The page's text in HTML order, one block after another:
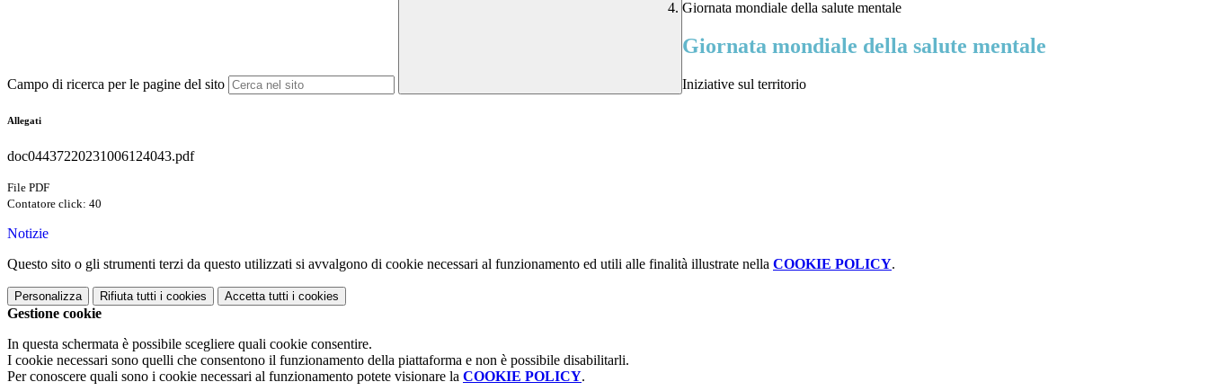
Campo di ricerca per le pagine del sito
Giornata mondiale della salute mentale
Giornata mondiale della salute mentale
Iniziative sul territorio
Allegati
doc04437220231006124043.pdf
File PDF
Contatore click: 40
Notizie
Questo sito o gli strumenti terzi da questo utilizzati si avvalgono di cookie necessari al funzionamento ed utili alle finalità illustrate nella COOKIE POLICY.
Personalizza Rifiuta tutti i cookies Accetta tutti i cookies
Gestione cookie
In questa schermata è possibile scegliere quali cookie consentire.
I cookie necessari sono quelli che consentono il funzionamento della piattaforma e non è possibile disabilitarli.
Per conoscere quali sono i cookie necessari al funzionamento potete visionare la COOKIE POLICY.